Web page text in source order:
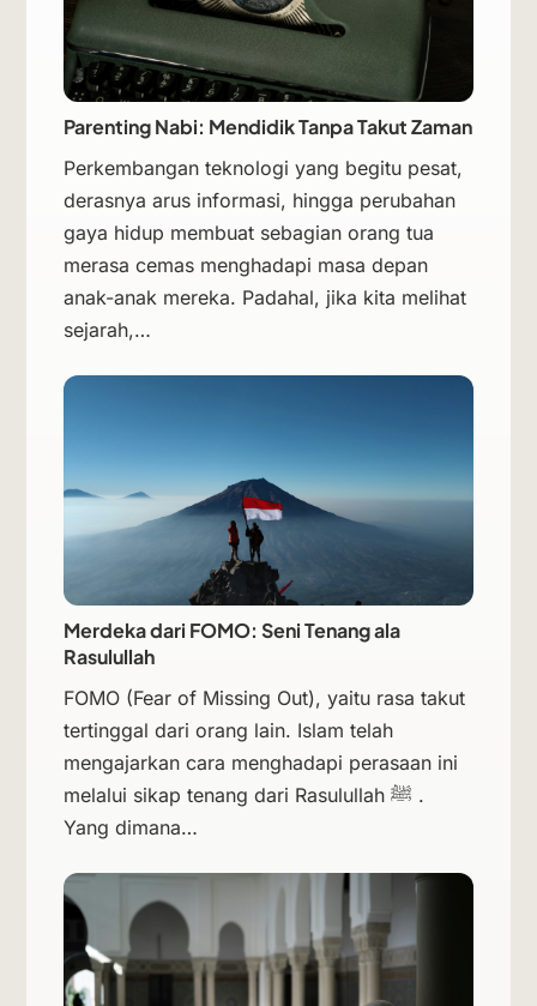
Parenting Nabi: Mendidik Tanpa Takut Zaman
Perkembangan teknologi yang begitu pesat,
derasnya arus informasi, hingga perubahan
gaya hidup membuat sebagian orang tua
merasa cemas menghadapi masa depan
anak-anak mereka. Padahal, jika kita melihat
sejarah,…
Merdeka dari FOMO: Seni Tenang ala
Rasulullah
FOMO (Fear of Missing Out), yaitu rasa takut
tertinggal dari orang lain. Islam telah
mengajarkan cara menghadapi perasaan ini
melalui sikap tenang dari Rasulullah ﷺ .
Yang dimana…